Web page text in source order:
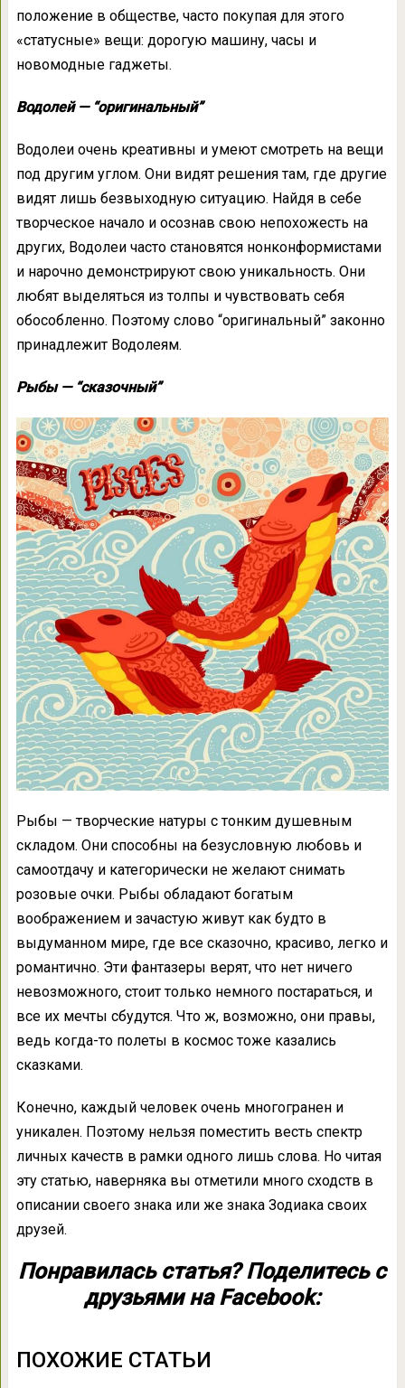
положение в обществе, часто покупая для этого
«статусные» вещи: дорогую машину, часы и
новомодные гаджеты.
Водолей — “оригинальный”
Водолеи очень креативны и умеют смотреть на вещи
под другим углом. Они видят решения там, где другие
видят лишь безвыходную ситуацию. Найдя в себе
творческое начало и осознав свою непохожесть на
других, Водолеи часто становятся нонконформистами
и нарочно демонстрируют свою уникальность. Они
любят выделяться из толпы и чувствовать себя
обособленно. Поэтому слово “оригинальный” законно
принадлежит Водолеям.
Рыбы — “сказочный”
Рыбы — творческие натуры с тонким душевным
складом. Они способны на безусловную любовь и
самоотдачу и категорически не желают снимать
розовые очки. Рыбы обладают богатым
воображением и зачастую живут как будто в
выдуманном мире, где все сказочно, красиво, легко и
романтично. Эти фантазеры верят, что нет ничего
невозможного, стоит только немного постараться, и
все их мечты сбудутся. Что ж, возможно, они правы,
ведь когда-то полеты в космос тоже казались
сказками.
Конечно, каждый человек очень многогранен и
уникален. Поэтому нельзя поместить весть спектр
личных качеств в рамки одного лишь слова. Но читая
эту статью, наверняка вы отметили много сходств в
описании своего знака или же знака Зодиака своих
друзей.
Понравилась статья? Поделитесь с
друзьями на Facebook:
ПОХОЖИЕ СТАТЬИ